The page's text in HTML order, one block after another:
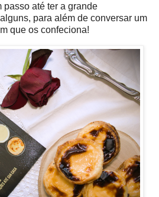
passo até ter a grande
para além de conversar um
que os confeciona!